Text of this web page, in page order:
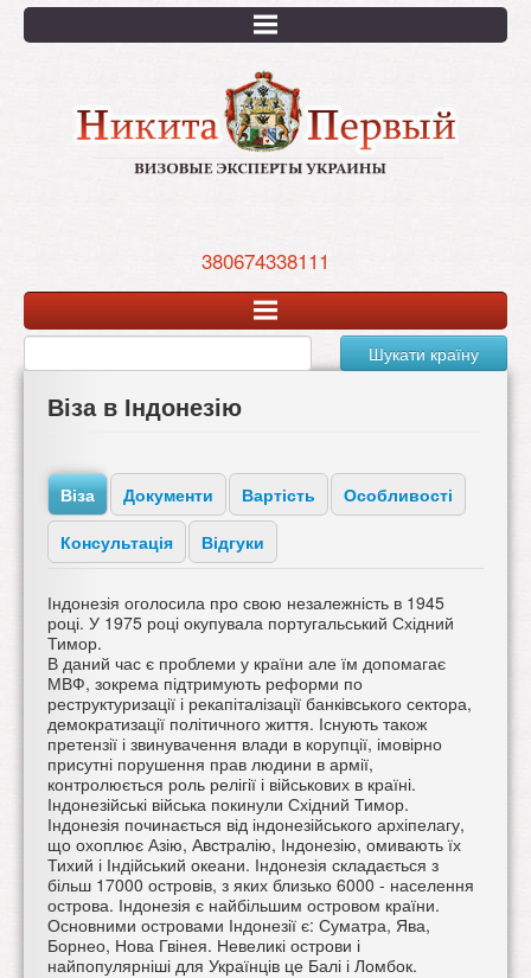
Перейти
основному
380674338111
Шукати країну
Віза в Індонезію
Віза Документи Вартість
Особливості
Консультація
Відгуки
Індонезія оголосила про свою незалежність в 1945
році. У 1975 році окупувала португальський Східний
Тимор.
В даний час є проблеми у країни але їм допомагає
МВФ, зокрема підтримують реформи по
реструктуризації і рекапіталізації банківського сектора,
демократизації політичного життя. Існують також
претензії і звинувачення влади в корупції, імовірно
присутні порушення прав людини в армії,
контролюється роль релігії і військових в країні.
Індонезійські війська покинули Східний Тимор.
Індонезія починається від індонезійського архіпелагу,
що охоплює Азію, Австралію, Індонезію, омивають їх
Тихий і Індійський океани. Індонезія складається з
більш 17000 островів, з яких близько 6000 - населення
острова. Індонезія є найбільшим островом країни.
Основними островами Індонезії є: Суматра, Ява,
Борнео, Нова Гвінея. Невеликі острови і
найпопулярніші для Українців це Балі і Ломбок.